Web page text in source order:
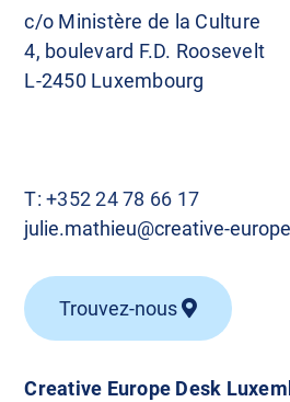
Creative Europe Desk
c/o Ministère de la Culture
4, boulevard F.D. Roosevelt
L-2450 Luxembourg
T:+352 24 78 66 17
julie.mathieu@creative-
Trouvez-nous